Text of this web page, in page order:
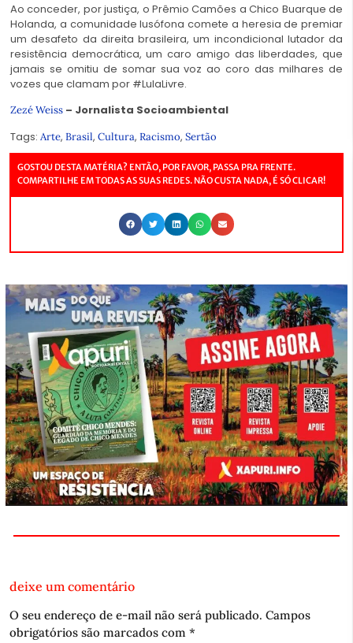
Ao conceder, por justiça, o Prêmio Camões a Chico Buarque de
Holanda, a comunidade lusófona comete a heresia de premiar
um desafeto da direita brasileira, um incondicional lutador da
resistência democrática, um caro amigo das liberdades, que
jamais se omitiu de somar sua voz ao coro das milhares de
vozes que clamam por #LulaLivre.
Zezé Weiss – Jornalista Socioambiental
Tags: Arte, Brasil, Cultura, Racismo, Sertão
GOSTOU DESTA MATÉRIA? ENTÃO, POR FAVOR, PASSA PRA FRENTE.
COMPARTILHE EM TODAS AS SUAS REDES. NÃO CUSTA NADA, É SÓ CLICAR!
deixe um comentário
O seu endereço de e-mail não será publicado. Campos
obrigatórios são marcados com *